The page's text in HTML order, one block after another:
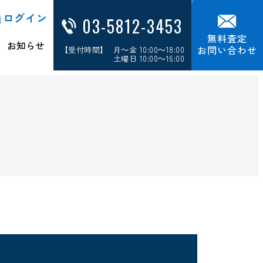
グイン
お知らせ
03-5812-3453
【受付時間】 月～金 10:00～18:00
土曜日 10:00～16:00
無料査定
お問い合わせ